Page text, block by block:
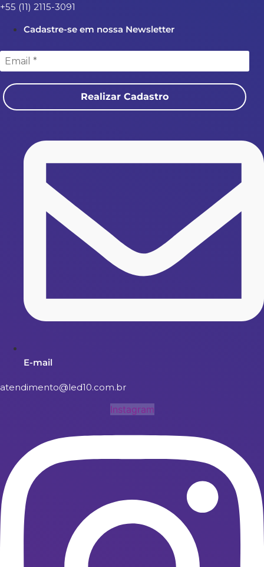
+55 (11) 2115-3091
Cadastre-se em nossa Newsletter
Realizar Cadastro
E-mail
atendimento@led10.com.br
Instagram